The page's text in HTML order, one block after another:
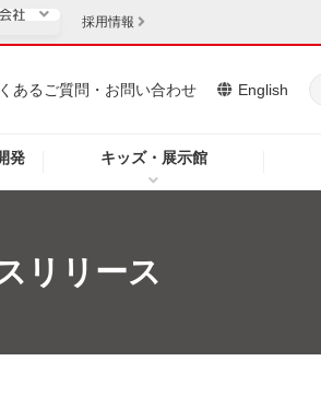
発 キッズ・展示館
あるご質問・お問い合わせ English
安定供給
企業情報
法人のお客さま
採用情報
リリース